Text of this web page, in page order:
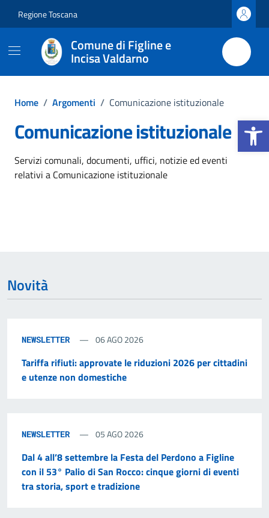
Apri la
Regione Toscana
Comune di Figline e
Incisa Valdarno
Home / Argomenti / Comunicazione istituzionale
Comunicazione istituzionale
Dettagli dell'argomento
Servizi comunali, documenti, uffici, notizie ed eventi
relativi a Comunicazione istituzionale
Novità
NEWSLETTER 06 AGO 2026
Tariffa rifiuti: approvate le riduzioni 2026 per cittadini
e utenze non domestiche
NEWSLETTER 05 AGO 2026
Dal 4 all’8 settembre la Festa del Perdono a Figline
con il 53° Palio di San Rocco: cinque giorni di eventi
tra storia, sport e tradizione